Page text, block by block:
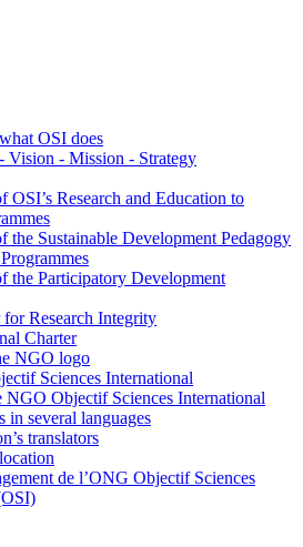
OSI does
Vision - Mission - Strategy
OSI’s Research and Education to
the Sustainable Development Pedagogy
the Participatory Development
for Research Integrity
Charter
NGO logo
Sciences International
NGO Objectif Sciences International
in several languages
translators
de l’ONG Objectif Sciences